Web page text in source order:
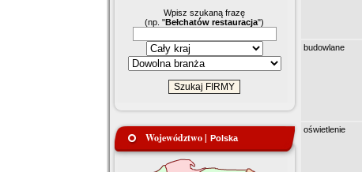
Wpisz szukaną frazę
(np. "Bełchatów restauracja")
Województwo | Polska
budowlane
oświetlenie